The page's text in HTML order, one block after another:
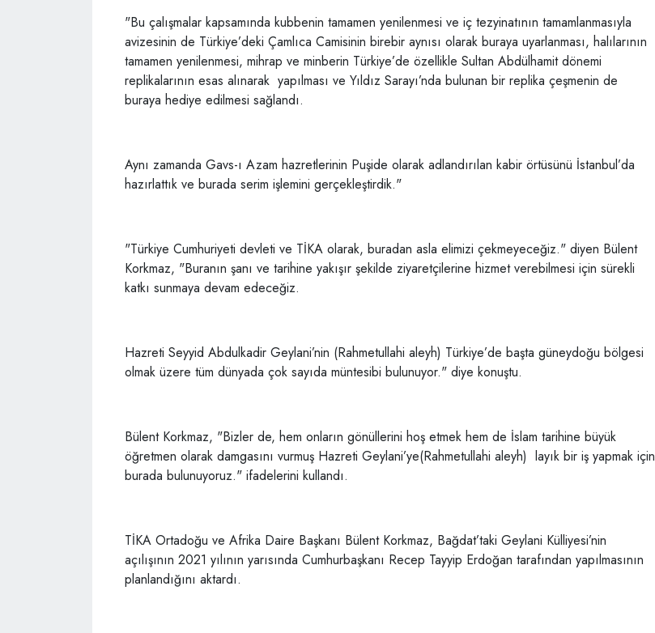
"Bu çalışmalar kapsamında kubbenin tamamen yenilenmesi ve iç tezyinatının tamamlanmasıyla
avizesinin de Türkiye’deki Çamlıca Camisinin birebir aynısı olarak buraya uyarlanması, halılarının
tamamen yenilenmesi, mihrap ve minberin Türkiye’de özellikle Sultan Abdülhamit dönemi
replikalarının esas alınarak yapılması ve Yıldız Sarayı’nda bulunan bir replika çeşmenin de
buraya hediye edilmesi sağlandı.
Aynı zamanda Gavs-ı Azam hazretlerinin Puşide olarak adlandırılan kabir örtüsünü İstanbul’da
hazırlattık ve burada serim işlemini gerçekleştirdik."
"Türkiye Cumhuriyeti devleti ve TİKA olarak, buradan asla elimizi çekmeyeceğiz." diyen Bülent
Korkmaz, "Buranın şanı ve tarihine yakışır şekilde ziyaretçilerine hizmet verebilmesi için sürekli
katkı sunmaya devam edeceğiz.
Hazreti Seyyid Abdulkadir Geylani’nin (Rahmetullahi aleyh) Türkiye’de başta güneydoğu bölgesi
olmak üzere tüm dünyada çok sayıda müntesibi bulunuyor." diye konuştu.
Bülent Korkmaz, "Bizler de, hem onların gönüllerini hoş etmek hem de İslam tarihine büyük
öğretmen olarak damgasını vurmuş Hazreti Geylani’ye(Rahmetullahi aleyh) layık bir iş yapmak için
burada bulunuyoruz." ifadelerini kullandı.
TİKA Ortadoğu ve Afrika Daire Başkanı Bülent Korkmaz, Bağdat’taki Geylani Külliyesi’nin
açılışının 2021 yılının yarısında Cumhurbaşkanı Recep Tayyip Erdoğan tarafından yapılmasının
planlandığını aktardı.